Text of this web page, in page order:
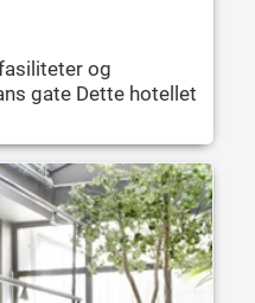
og
gate Dette hotellet